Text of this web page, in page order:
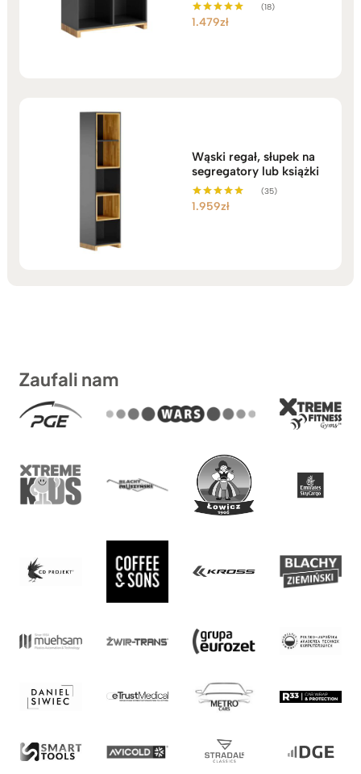
Oceniono
(18)
1.479zł
Wąski regał, słupek na
segregatory lub książki
Oceniono
(35)
1.959zł
Zaufali nam